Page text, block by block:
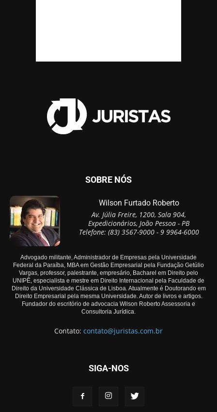
SOBRE NÓS
Wilson Furtado Roberto
Av. Júlia Freire, 1200, Sala 904,
Expedicionários, João Pessoa - PB
Telefone: (83) 3567-9000 - 9 9964-6000
Advogado militante, Administrador de Empresas pela Universidade
Federal da Paraíba, MBA em Gestão Empresarial pela Fundação Getúlio
Vargas, professor, palestrante, empresário, Bacharel em Direito pelo
UNIPÊ, especialista e mestre em Direito Internacional pela Faculdade de
Direito da Universidade Clássica de Lisboa. Atualmente é Doutorando em
Direito Empresarial pela mesma Universidade. Autor de livros e artigos.
Fundador do escritório de advocacia Wilson Roberto Assessoria e
Consultoria Jurídica.
Contato: contato@juristas.com.br
SIGA-NOS